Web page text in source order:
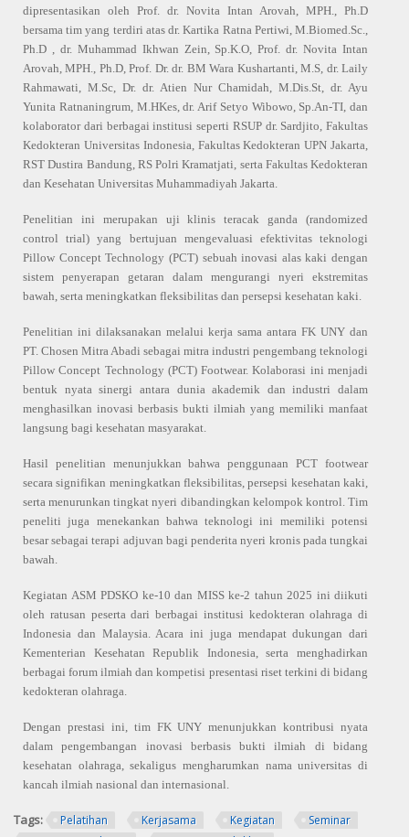
dipresentasikan oleh Prof. dr. Novita Intan Arovah, MPH., Ph.D
bersama tim yang terdiri atas dr. Kartika Ratna Pertiwi, M.Biomed.Sc.,
Ph.D , dr. Muhammad Ikhwan Zein, Sp.K.O, Prof. dr. Novita Intan
Arovah, MPH., Ph.D, Prof. Dr. dr. BM Wara Kushartanti, M.S, dr. Laily
Rahmawati, M.Sc, Dr. dr. Atien Nur Chamidah, M.Dis.St, dr. Ayu
Yunita Ratnaningrum, M.HKes, dr. Arif Setyo Wibowo, Sp.An-TI, dan
kolaborator dari berbagai institusi seperti RSUP dr. Sardjito, Fakultas
Kedokteran Universitas Indonesia, Fakultas Kedokteran UPN Jakarta,
RST Dustira Bandung, RS Polri Kramatjati, serta Fakultas Kedokteran
dan Kesehatan Universitas Muhammadiyah Jakarta.
Penelitian ini merupakan uji klinis teracak ganda (randomized
control trial) yang bertujuan mengevaluasi efektivitas teknologi
Pillow Concept Technology (PCT) sebuah inovasi alas kaki dengan
sistem penyerapan getaran dalam mengurangi nyeri ekstremitas
bawah, serta meningkatkan fleksibilitas dan persepsi kesehatan kaki.
Penelitian ini dilaksanakan melalui kerja sama antara FK UNY dan
PT. Chosen Mitra Abadi sebagai mitra industri pengembang teknologi
Pillow Concept Technology (PCT) Footwear. Kolaborasi ini menjadi
bentuk nyata sinergi antara dunia akademik dan industri dalam
menghasilkan inovasi berbasis bukti ilmiah yang memiliki manfaat
langsung bagi kesehatan masyarakat.
Hasil penelitian menunjukkan bahwa penggunaan PCT footwear
secara signifikan meningkatkan fleksibilitas, persepsi kesehatan kaki,
serta menurunkan tingkat nyeri dibandingkan kelompok kontrol. Tim
peneliti juga menekankan bahwa teknologi ini memiliki potensi
besar sebagai terapi adjuvan bagi penderita nyeri kronis pada tungkai
bawah.
Kegiatan ASM PDSKO ke-10 dan MISS ke-2 tahun 2025 ini diikuti
oleh ratusan peserta dari berbagai institusi kedokteran olahraga di
Indonesia dan Malaysia. Acara ini juga mendapat dukungan dari
Kementerian Kesehatan Republik Indonesia, serta menghadirkan
berbagai forum ilmiah dan kompetisi presentasi riset terkini di bidang
kedokteran olahraga.
Dengan prestasi ini, tim FK UNY menunjukkan kontribusi nyata
dalam pengembangan inovasi berbasis bukti ilmiah di bidang
kesehatan olahraga, sekaligus mengharumkan nama universitas di
kancah ilmiah nasional dan internasional.
Tags: Pelatihan Kerjasama Kegiatan
Seminar